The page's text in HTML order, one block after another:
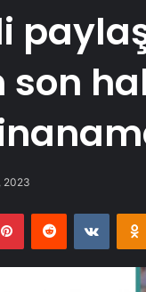
son
2023
PinterestReddit